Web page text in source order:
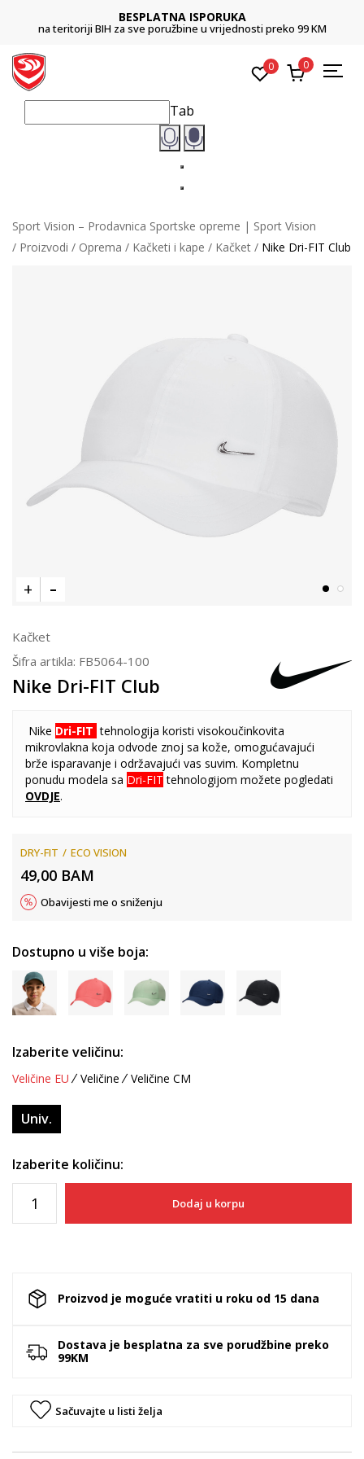
BESPLATNA ISPORUKA
na teritoriji BIH za sve poružbine u vrijednosti preko 99 KM
0 0
Tab
Sport Vision – Prodavnica Sportske opreme | Sport Vision
Proizvodi
Oprema Kačketi i kape Kačket Nike Dri-FIT Club
Kačket
Šifra artikla: FB5064-100
Nike Dri-FIT Club
Nike Dri-FIT tehnologija koristi visokoučinkovita
mikrovlakna koja odvode znoj sa kože, omogućavajući
brže isparavanje i održavajući vas suvim. Kompletnu
ponudu modela sa Dri-FIT tehnologijom možete pogledati
OVDJE.
DRY-FIT ECO VISION
49,00 BAM
Obavijesti me o sniženju
Dostupno u više boja:
Izaberite veličinu:
Veličine EU Veličine Veličine CM
Univ.
Izaberite količinu:
Dodaj u korpu
Proizvod je moguće vratiti u roku od 15 dana
Dostava je besplatna za sve porudžbine preko
99KM
Sačuvajte u listi želja